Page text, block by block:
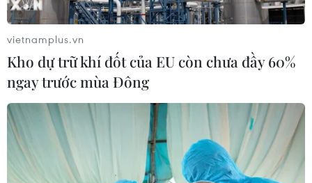
06/08/2026 15:04
Vụ chuyên Tuyên Quang: Thu hồi,
hủy bỏ giấy chứng nhận kết quả thi
đã cấp
06/08/2026 13:55
Khuyến khích các cơ sở giáo dục đại
vietnamplus.vn
Kho dự trữ khí đốt của EU còn chưa đầy 60%
ngay trước mùa Đông